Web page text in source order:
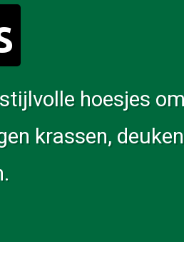
hoesjes
krassen,